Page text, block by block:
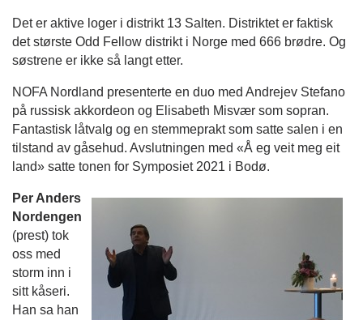
Det er aktive loger i distrikt 13 Salten. Distriktet er faktisk
det største Odd Fellow distrikt i Norge med 666 brødre. Og
søstrene er ikke så langt etter.
NOFA Nordland presenterte en duo med Andrejev Stefano
på russisk akkordeon og Elisabeth Misvær som sopran.
Fantastisk låtvalg og en stemmeprakt som satte salen i en
tilstand av gåsehud. Avslutningen med «Å eg veit meg eit
land» satte tonen for Symposiet 2021 i Bodø.
Per Anders
Nordengen
(prest) tok
oss med
storm inn i
sitt kåseri.
Han sa han